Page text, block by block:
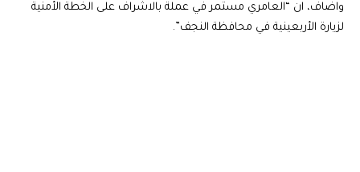
واضاف، ان “العامري مستمر في عملة بالاشراف على الخطة الأمنية
لزيارة الأربعينية في محافظة النجف”.